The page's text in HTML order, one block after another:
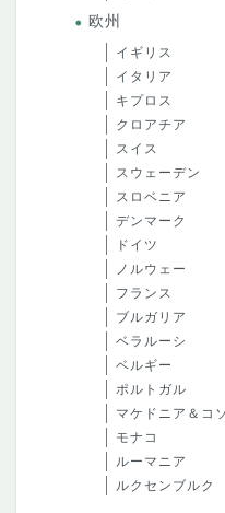
欧州
イギリス
イタリア
キプロス
クロアチア
スイス
スウェーデン
スロベニア
デンマーク
ドイツ
ノルウェー
フランス
ブルガリア
ベラルーシ
ベルギー
ポルトガル
マケドニア＆コ
モナコ
ルーマニア
ルクセンブルク